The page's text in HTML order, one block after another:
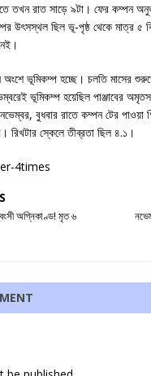
তখন রাত সাড়ে ৯টা। ফের কম্পন
উৎসস্থল ছিল ভূ-পৃষ্ঠ থেকে মাত্র ৫
অংশে ভূমিকম্প হচ্ছে। চলতি মাসের
ভূমিকম্প হয়েছিল পাঞ্জাবের
বুধবার রাতে কম্পন টের
রিখটার স্কেলে তীব্রতা ছিল ৪.১।
4times
অগ্নিকাণ্ড! মৃত ৬